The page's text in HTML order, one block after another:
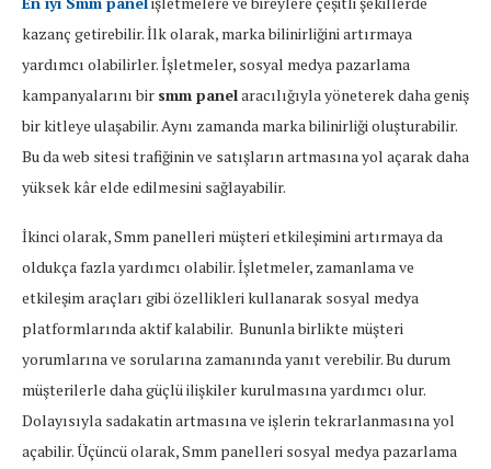
kazanç getirebilir. İlk olarak, marka bilinirliğini artırmaya
yardımcı olabilirler. İşletmeler, sosyal medya pazarlama
kampanyalarını bir smm panelaracılığıyla yöneterek daha geniş
bir kitleye ulaşabilir. Aynı zamanda marka bilinirliği oluşturabilir.
Bu da web sitesi trafiğinin ve satışların artmasına yol açarak daha
yüksek kâr elde edilmesini sağlayabilir.
İkinci olarak, Smm panelleri müşteri etkileşimini artırmaya da
oldukça fazla yardımcı olabilir. İşletmeler, zamanlama ve
etkileşim araçları gibi özellikleri kullanarak sosyal medya
platformlarında aktif kalabilir. Bununla birlikte müşteri
yorumlarına ve sorularına zamanında yanıt verebilir. Bu durum
müşterilerle daha güçlü ilişkiler kurulmasına yardımcı olur.
Dolayısıyla sadakatin artmasına ve işlerin tekrarlanmasına yol
açabilir. Üçüncü olarak, Smm panelleri sosyal medya pazarlama